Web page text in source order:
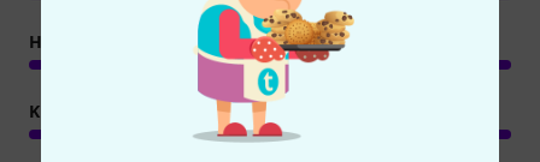
HANGZÁS
KIVITELEZÉS